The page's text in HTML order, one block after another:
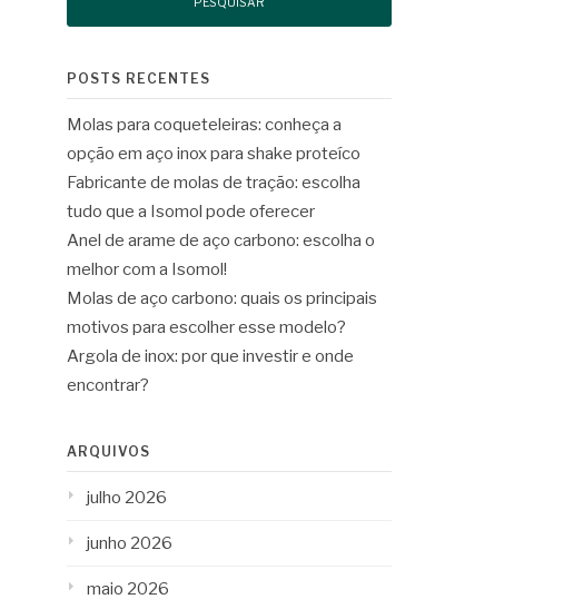
POSTS RECENTES
Molas para coqueteleiras: conheça a
opção em aço inox para shake proteíco
Fabricante de molas de tração: escolha
tudo que a Isomol pode oferecer
Anel de arame de aço carbono: escolha o
melhor com a Isomol!
Molas de aço carbono: quais os principais
motivos para escolher esse modelo?
Argola de inox: por que investir e onde
encontrar?
ARQUIVOS
julho 2026
junho 2026
maio 2026